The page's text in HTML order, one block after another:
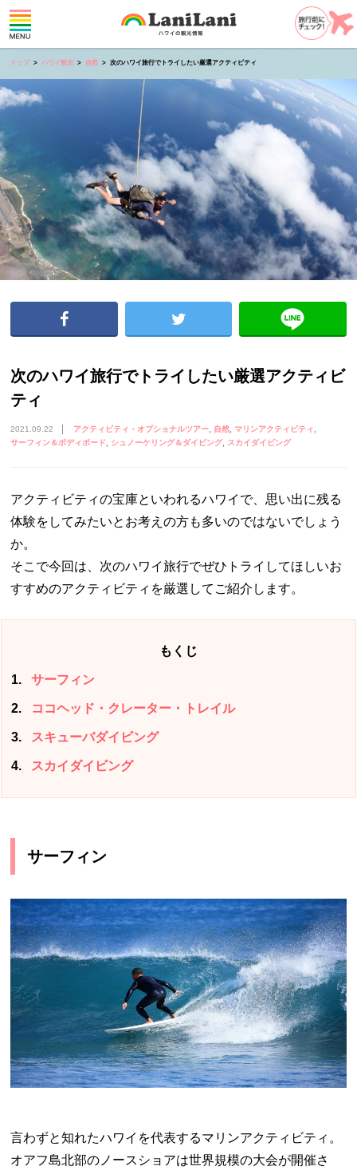
トップ ハワイ観光 自然 次のハワイ旅行でトライしたい厳選アクティビティ
次のハワイ旅行でトライしたい厳選アクティビ
ティ
2021.09.22 アクティビティ・オプショナルツアー 自然
マリンアクティビティ
サーフィン＆ボディボード シュノーケリング＆ダイビング スカイダイビング
アクティビティの宝庫といわれるハワイで、思い出に残る
体験をしてみたいとお考えの方も多いのではないでしょう
か。
そこで今回は、次のハワイ旅行でぜひトライしてほしいお
すすめのアクティビティを厳選してご紹介します。
もくじ
1 サーフィン
2 ココヘッド・クレーター・トレイル
3 スキューバダイビング
4 スカイダイビング
サーフィン
言わずと知れたハワイを代表するマリンアクティビティ。
オアフ島北部のノースショアは世界規模の大会が開催さ